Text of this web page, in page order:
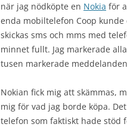
när jag nödköpte en Nokia för
enda mobiltelefon Coop
skickas sms och mms med
minnet fullt. Jag markerade
tusen markerade
Nokian fick mig att skämmas,
mig för vad jag borde köpa.
telefon som faktiskt hade stöd